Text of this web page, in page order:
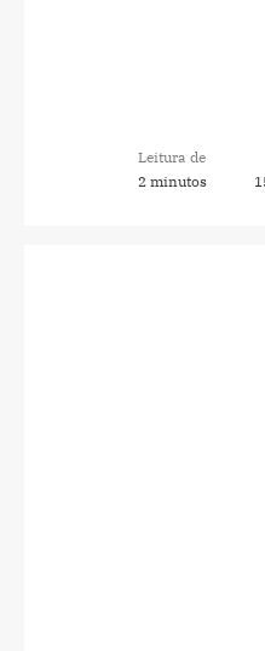
Leitura de
2 minutos